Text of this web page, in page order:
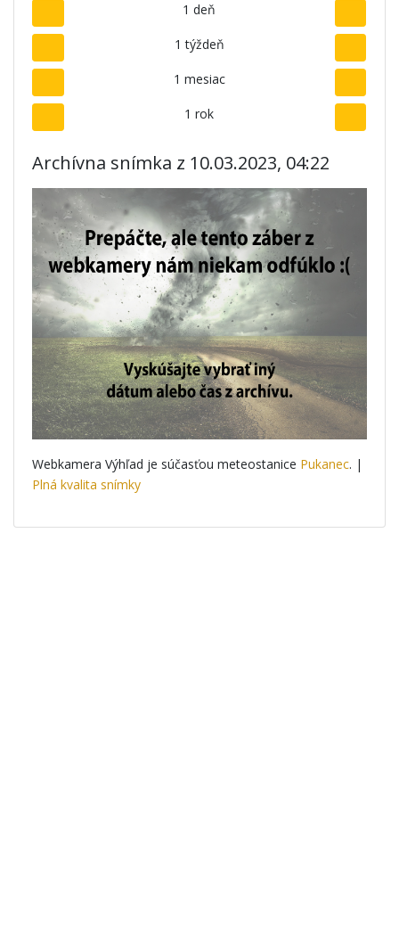
1 deň
1 týždeň
1 mesiac
1 rok
Archívna snímka z 10.03.2023, 04:22
Webkamera Výhľad je súčasťou meteostanice Pukanec. |
Plná kvalita snímky